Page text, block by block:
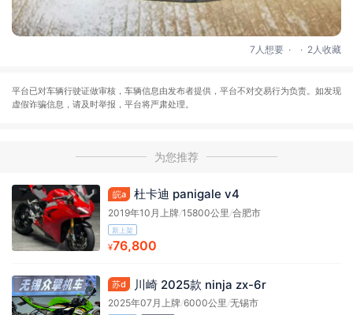
7人想要 . . 2人收藏
平台已对车辆行驶证做审核，车辆信息由发布者提供，平台不对交易行为负责。如发现
虚假诈骗信息，请及时举报，平台将严肃处理。
为您推荐
皖a 杜卡迪 panigale v4
2019年10月上牌/15800公里 /合肥市
新上架
¥76,800
苏d 川崎 2025款 ninja zx-6r
2025年07月上牌/6000公里/无锡市